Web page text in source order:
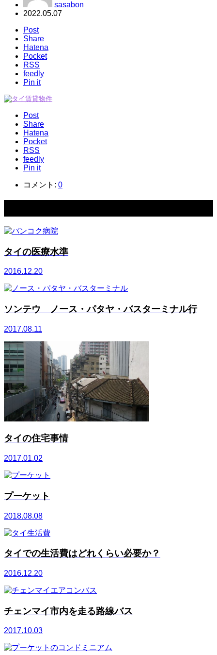
sasabon
2022.05.07
Post
Share
Hatena
Pocket
RSS
feedly
Pin it
Post
Share
Hatena
Pocket
RSS
feedly
Pin it
コメント: 0
タイの医療水準
2016.12.20
ソンテウ ノース・パタヤ・バスターミナル行
2017.08.11
タイの住宅事情
2017.01.02
プーケット
2018.08.08
タイでの生活費はどれくらい必要か？
2016.12.20
チェンマイ市内を走る路線バス
2017.10.03